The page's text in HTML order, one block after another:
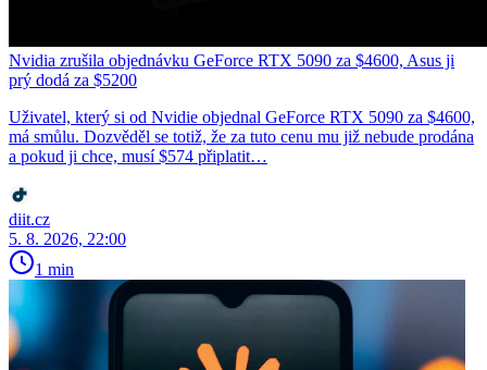
Nvidia zrušila objednávku GeForce RTX 5090 za $4600, Asus ji
prý dodá za $5200
Uživatel, který si od Nvidie objednal GeForce RTX 5090 za $4600,
má smůlu. Dozvěděl se totiž, že za tuto cenu mu již nebude prodána
a pokud ji chce, musí $574 připlatit…
diit.cz
5. 8. 2026, 22:00
1 min